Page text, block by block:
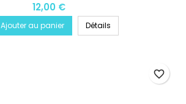
12,00 €
Ajouter au panier Détails
favorite_border